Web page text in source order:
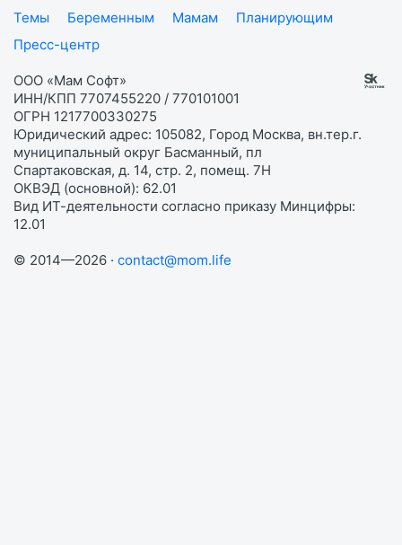
Темы
Беременным Мамам
Планирующим
Пресс-центр
ООО «Мам Софт»
ИНН/КПП 7707455220 / 770101001
ОГРН 1217700330275
Юридический адрес: 105082, Город Москва, вн.тер.г.
муниципальный округ Басманный, пл
Спартаковская, д. 14, стр. 2, помещ. 7Н
ОКВЭД (основной): 62.01
Вид ИТ-деятельности согласно приказу Минцифры:
12.01
© 2014—2026 · contact@mom.life